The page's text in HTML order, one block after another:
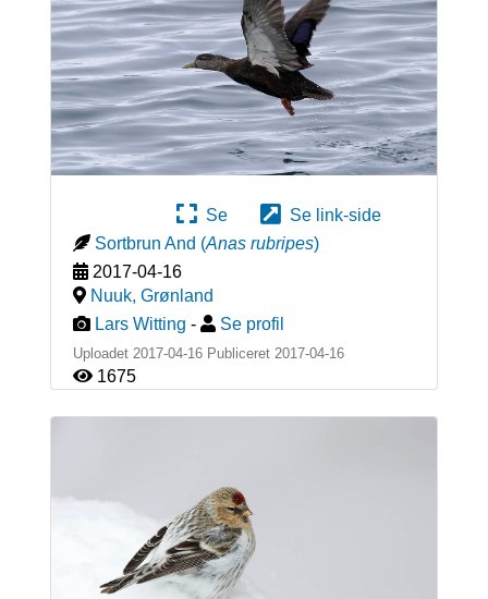
Se
Se link-side
Sortbrun And (Anas rubripes)
2017-04-16
Nuuk, Grønland
Lars Witting - Se profil
Uploadet 2017-04-16 Publiceret 2017-04-16
1675